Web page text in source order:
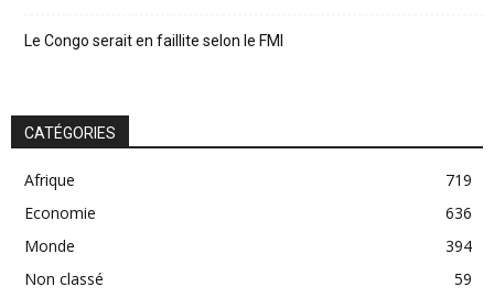
Le Congo serait en faillite selon le FMI
CATÉGORIES
Afrique
719
Economie
636
Monde
394
Non classé
59